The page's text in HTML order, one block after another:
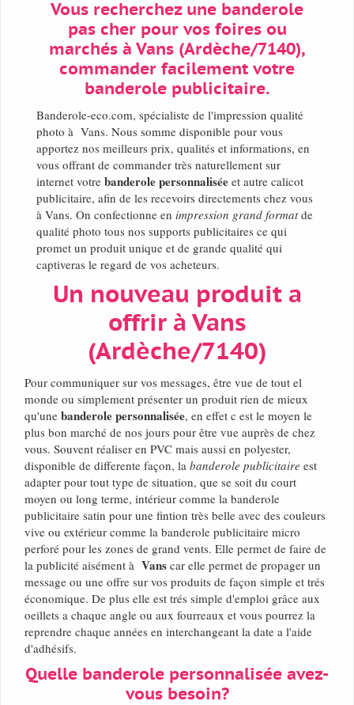
Vous recherchez une banderole
pas cher pour vos foires ou
marchés à Vans (Ardèche/7140),
commander facilement votre
banderole publicitaire.
Banderole-eco.com, spécialiste de l'impression qualité
photo à Vans. Nous somme disponible pour vous
apportez nos meilleurs prix, qualités et informations, en
vous offrant de commander très naturellement sur
internet votre banderole personnalisée et autre calicot
publicitaire, afin de les recevoirs directements chez vous
à Vans. On confectionne en impression grand formatde
qualité photo tous nos supports publicitaires ce qui
promet un produit unique et de grande qualité qui
captiveras le regard de vos acheteurs.
Un nouveau produit a
offrir à Vans
(Ardèche/7140)
Pour communiquer sur vos messages, être vue de tout el
monde ou simplement présenter un produit rien de mieux
qu'une banderole personnalisée, en effet c est le moyen le
plus bon marché de nos jours pour être vue auprès de chez
vous. Souvent réaliser en PVC mais aussi en polyester,
disponible de differente façon, la banderole publicitaire est
adapter pour tout type de situation, que se soit du court
moyen ou long terme, intérieur comme la banderole
publicitaire satin pour une fintion très belle avec des couleurs
vive ou extérieur comme la banderole publicitaire micro
perforé pour les zones de grand vents. Elle permet de faire de
la publicité aisément à Vans car elle permet de propager un
message ou une offre sur vos produits de façon simple et trés
économique. De plus elle est trés simple d'emploi grâce aux
oeillets a chaque angle ou aux fourreaux et vous pourrez la
reprendre chaque années en interchangeant la date a l'aide
d'adhésifs.
Quelle banderole personnalisée avez-
vous besoin?